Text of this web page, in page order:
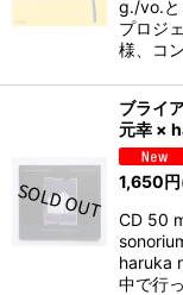
g./vo.と
プロジ
様、コ
ブライ
元幸 ×
1,650円
CD 50
haruka
中で行